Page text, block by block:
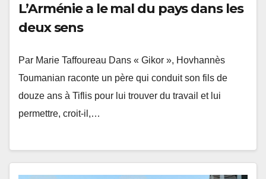
L’Arménie a le mal du pays dans les
deux sens
Par Marie Taffoureau Dans « Gikor », Hovhannès
Toumanian raconte un père qui conduit son fils de
douze ans à Tiflis pour lui trouver du travail et lui
permettre, croit-il,…